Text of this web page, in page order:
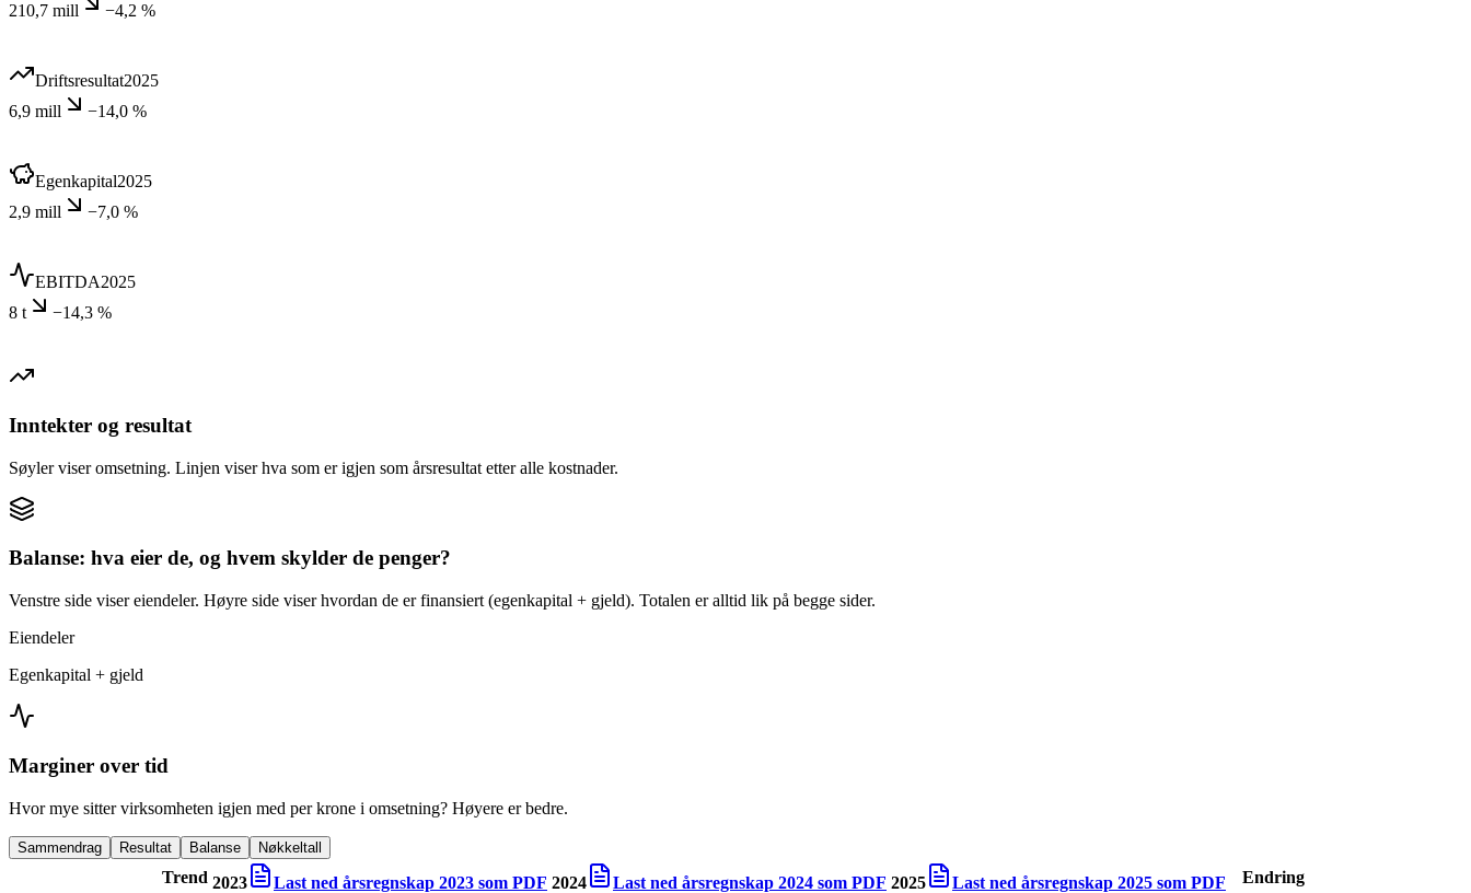
210,7 mill
−4,2 %
Driftsresultat2025
6,9 mill
−14,0 %
Egenkapital2025
2,9 mill
−7,0 %
EBITDA2025
8 t
−14,3 %
Inntekter og resultat
Søyler viser omsetning. Linjen viser hva som er igjen som årsresultat etter alle kostnader.
Balanse: hva eier de, og hvem skylder de penger?
Venstre side viser eiendeler. Høyre side viser hvordan de er finansiert (egenkapital + gjeld). Totalen er alltid lik på begge sider.
Eiendeler
Egenkapital + gjeld
Marginer over tid
Hvor mye sitter virksomheten igjen med per krone i omsetning? Høyere er bedre.
Sammendrag Resultat Balanse Nøkkeltall
Trend 2023 Last ned årsregnskap 2023 som PDF 2024 Last ned årsregnskap 2024 som PDF 2025 Last ned årsregnskap 2025 som PDF Endring